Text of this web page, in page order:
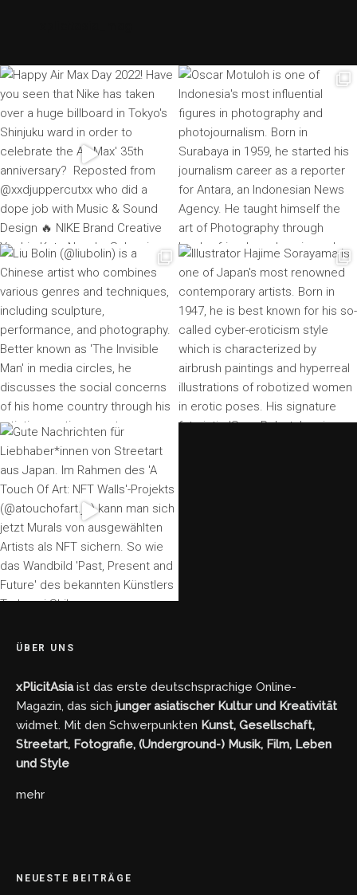
ÜBER UNS
xPlicitAsiaist das erste deutschsprachige Online-
Magazin, das sich junger asiatischer Kultur und Kreativität
widmet. Mit den Schwerpunkten Kunst, Gesellschaft,
Streetart, Fotografie, (Underground-) Musik, Film, Leben
und Style
mehr
NEUESTE BEITRÄGE